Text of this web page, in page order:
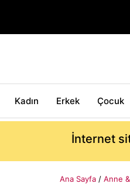
Kadın Erkek Çocuk
İnternet
Ana Sayfa / Anne